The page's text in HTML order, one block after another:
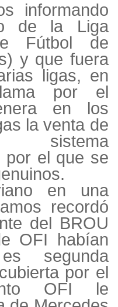
informando
de la Liga
Fútbol de
y que fuera
ligas, en
por el
en los
la venta de
sistema
por el que se
en una
recordó
del BROU
OFI habían
segunda
por el
OFI le